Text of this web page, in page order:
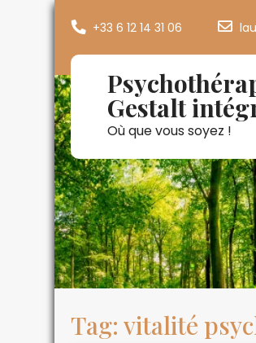
+33 6 12 14 31 06
Gestalt
Où que vous soyez !
Tag: vitalité